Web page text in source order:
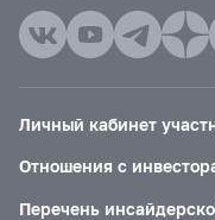
Личный кабинет
Отношения с
Перечень